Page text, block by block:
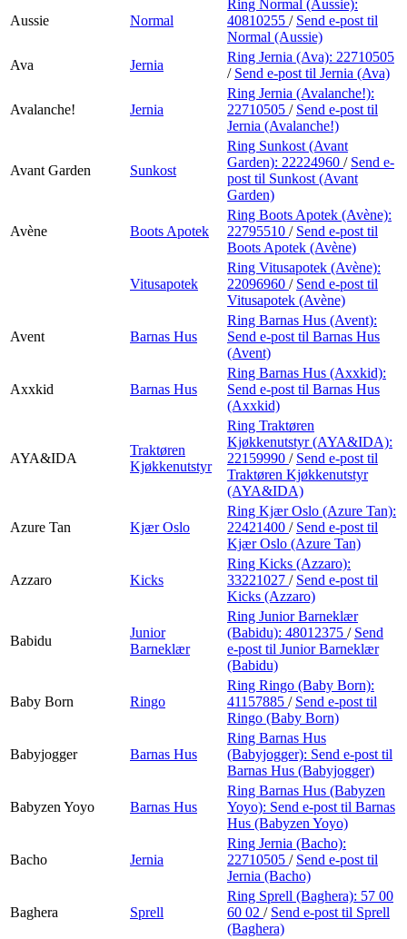
Aussie Normal
Ring Normal (Aussie):
40810255 / Send e-post til
Normal (Aussie)
Ava
Jernia
Ring Jernia (Ava): 22710505
/ Send e-post til Jernia (Ava)
Avalanche! Jernia
Ring Jernia (Avalanche!):
22710505 / Send e-post til
Jernia (Avalanche!)
Avant Garden Sunkost
Ring Sunkost (Avant
Garden): 22224960 / Send e-
post til Sunkost (Avant
Garden)
Avène Boots Apotek
Ring Boots Apotek (Avène):
22795510 / Send e-post til
Boots Apotek (Avène)
Vitusapotek
Ring Vitusapotek (Avène):
22096960 / Send e-post til
Vitusapotek (Avène)
Avent Barnas Hus
Ring Barnas Hus (Avent):
Send e-post til Barnas Hus
(Avent)
Axxkid Barnas Hus
Ring Barnas Hus (Axxkid):
Send e-post til Barnas Hus
(Axxkid)
AYA&IDA
Traktøren
Kjøkkenutstyr
Ring Traktøren
Kjøkkenutstyr (AYA&IDA):
22159990 / Send e-post til
Traktøren Kjøkkenutstyr
(AYA&IDA)
Azure Tan Kjær Oslo
Ring Kjær Oslo (Azure Tan):
22421400 / Send e-post til
Kjær Oslo (Azure Tan)
Azzaro Kicks
Ring Kicks (Azzaro):
33221027 / Send e-post til
Kicks (Azzaro)
Babidu
Junior
Barneklær
Ring Junior Barneklær
(Babidu): 48012375 / Send
e-post til Junior Barneklær
(Babidu)
Baby Born Ringo
Ring Ringo (Baby Born):
41157885 / Send e-post til
Ringo (Baby Born)
Babyjogger Barnas Hus
Ring Barnas Hus
(Babyjogger): Send e-post til
Barnas Hus (Babyjogger)
Babyzen Yoyo Barnas Hus
Ring Barnas Hus (Babyzen
Yoyo): Send e-post til Barnas
Hus (Babyzen Yoyo)
Bacho Jernia
Ring Jernia (Bacho):
22710505 / Send e-post til
Jernia (Bacho)
Baghera Sprell
Ring Sprell (Baghera): 57 00
60 02 / Send e-post til Sprell
(Baghera)